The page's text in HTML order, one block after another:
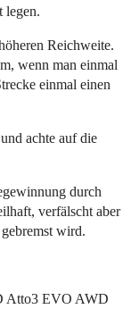
legen.
Reichweite.
wenn man einmal
einmal einen
achte auf die
durch
verfälscht aber
wird.
Atto3 EVO AWD